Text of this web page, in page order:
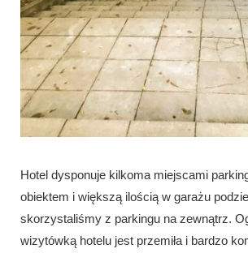
Hotel dysponuje kilkoma miejscami
obiektem i większą ilością w garażu
skorzystaliśmy z parkingu na zewnątrz.
wizytówką hotelu jest przemiła i bardzo